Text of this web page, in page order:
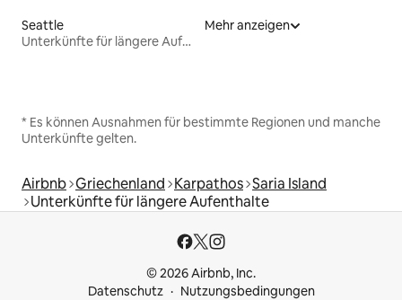
Seattle
Unterkünfte für längere Aufenthalte
Mehr anzeigen
* Es können Ausnahmen für bestimmte Regionen und manche
Unterkünfte gelten.
Airbnb Griechenland Karpathos Saria Island
Unterkünfte für längere Aufenthalte
© 2026 Airbnb, Inc.
Datenschutz
Nutzungsbedingungen